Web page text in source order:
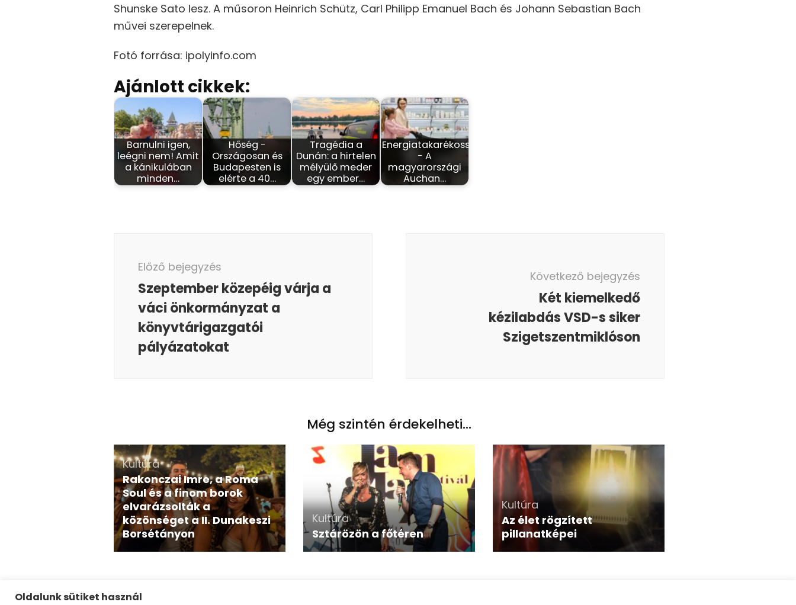
Shunske Sato lesz. A műsoron Heinrich Schütz, Carl Philipp Emanuel Bach és Johann Sebastian Bach
művei szerepelnek.
Fotó forrása: ipolyinfo.com
Ajánlott cikkek:
Barnulni igen,
leégni nem! Amit
a kánikulában
minden…
Hőség -
Országosan és
Budapesten is
elérte a 40…
Tragédia a
Dunán: a hirtelen
mélyülő meder
egy ember…
Energiatakarékosság
- A
magyarországi
Auchan…
navigáció
Előző bejegyzés
Szeptember közepéig várja a
váci önkormányzat a
könyvtárigazgatói
pályázatokat
Következő bejegyzés
Két kiemelkedő
kézilabdás VSD-s siker
Szigetszentmiklóson
Még szintén érdekelheti...
Kultúra
Rakonczai Imre, a Roma
Soul és a finom borok
elvarázsolták a
közönséget a II. Dunakeszi
Borsétányon
Kultúra
Sztárözön a főtéren
Kultúra
Az élet rögzített
pillanatképei
Oldalunk sütiket használ